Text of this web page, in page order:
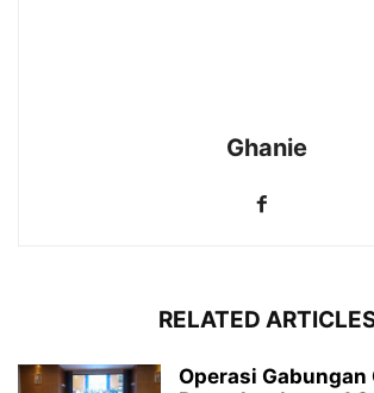
Ghanie
RELATED
Operasi Gabungan